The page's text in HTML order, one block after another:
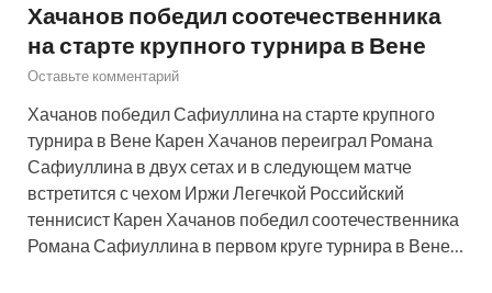
Хачанов победил соотечественника
на старте крупного турнира в Вене
Оставьте комментарий
Хачанов победил Сафиуллина на старте крупного
турнира в Вене Карен Хачанов переиграл Романа
Сафиуллина в двух сетах и в следующем матче
встретится с чехом Иржи Легечкой Российский
теннисист Карен Хачанов победил соотечественника
Романа Сафиуллина в первом круге турнира в Вене…